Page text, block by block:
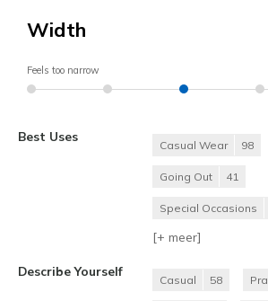
Width
Feels too narrow
Best Uses
Casual Wear 98
Going Out 41
Special Occasions
[+ meer]
Describe Yourself
Casual 58